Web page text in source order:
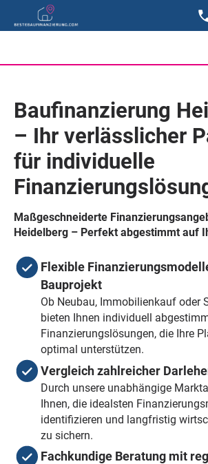
Baufinanzierung
– Ihr verlässlicher
für individuelle
Maßgeschneiderte
Heidelberg – Perfekt abgestimmt auf
Flexible
Bauprojekt
Ob Neubau, Immobilienkauf oder
bieten Ihnen individuell
Finanzierungslösungen, die Ihre
optimal unterstützen.
Vergleich zahlreicher
Durch unsere unabhängige
Ihnen, die idealsten
identifizieren und langfristig
zu sichern.
Fachkundige Beratung mit